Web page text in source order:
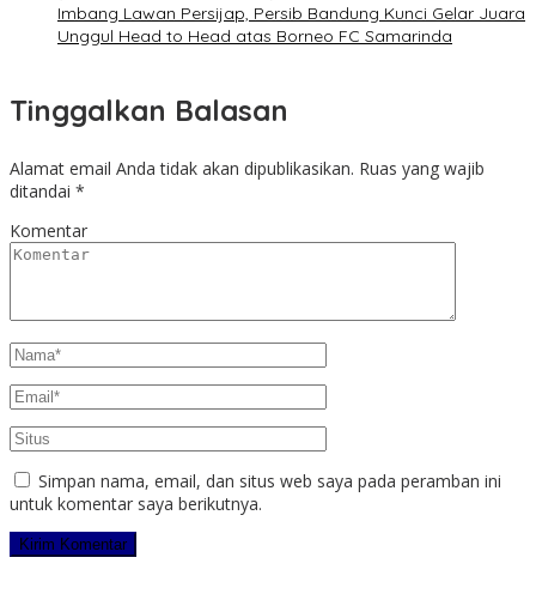
Imbang Lawan Persijap, Persib Bandung Kunci Gelar Juara
Unggul Head to Head atas Borneo FC Samarinda
Tinggalkan Balasan
Alamat email Anda tidak akan dipublikasikan. Ruas yang wajib
ditandai *
Komentar
Simpan nama, email, dan situs web saya pada peramban ini
untuk komentar saya berikutnya.